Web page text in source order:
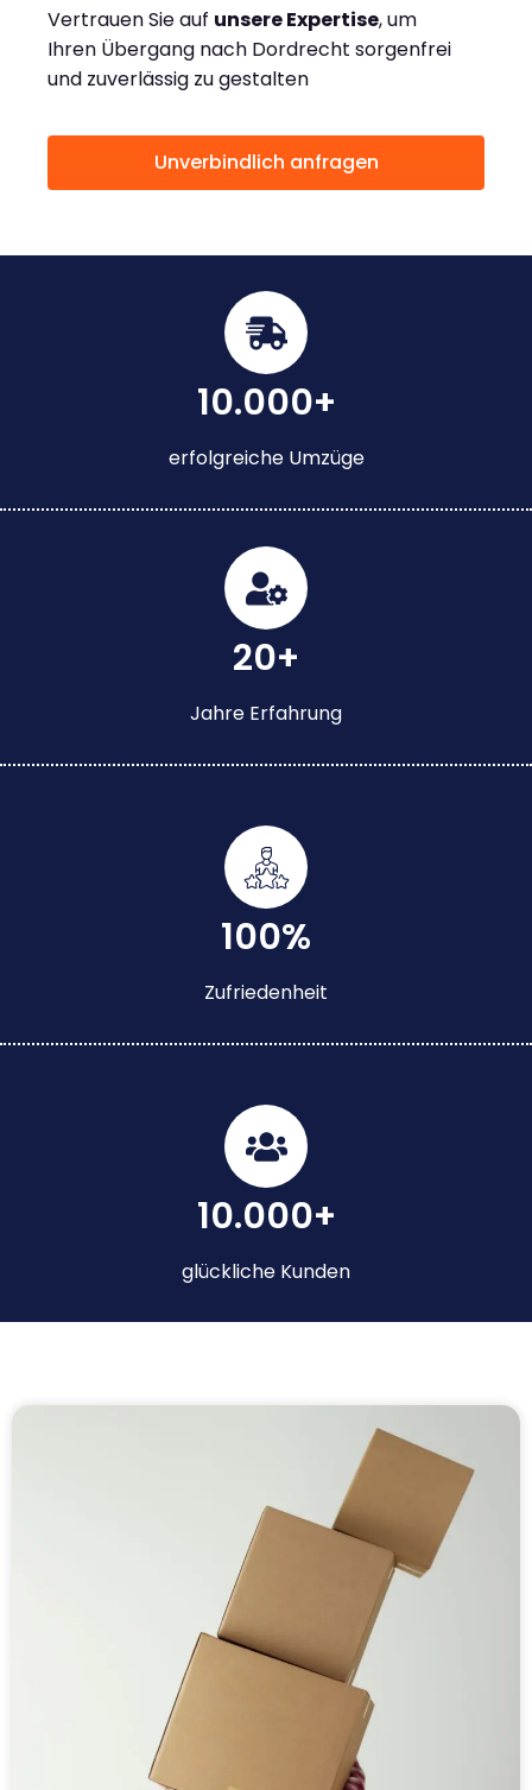
Vertrauen Sie auf unsere Expertise, um
Ihren Übergang nach Dordrecht sorgenfrei
und zuverlässig zu gestalten
Unverbindlich anfragen
10.000+
erfolgreiche Umzüge
20+
Jahre Erfahrung
100%
Zufriedenheit
10.000+
glückliche Kunden